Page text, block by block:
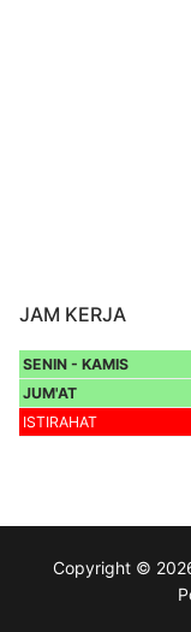
JAM KERJA
SENIN - KAMIS
JUM'AT
ISTIRAHAT
Copyright ©